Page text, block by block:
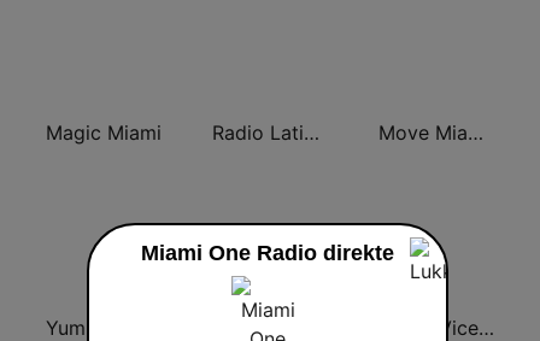
Magic Miami Radio Latina Miami Move Miami Radio
Miami Vice Radio
Miami One Radio direkte